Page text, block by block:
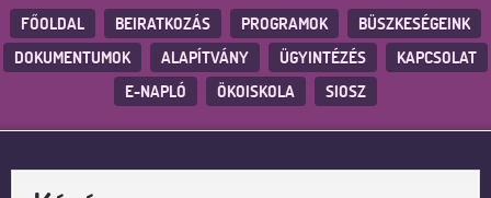
FŐOLDAL BEIRATKOZÁS PROGRAMOK
BÜSZKESÉGEINK
DOKUMENTUMOK
ALAPÍTVÁNY ÜGYINTÉZÉS
KAPCSOLAT
E-NAPLÓ
ÖKOISKOLA SIOSZ